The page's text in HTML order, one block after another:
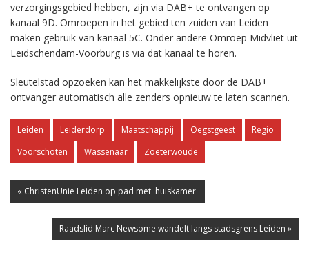
verzorgingsgebied hebben, zijn via DAB+ te ontvangen op
kanaal 9D. Omroepen in het gebied ten zuiden van Leiden
maken gebruik van kanaal 5C. Onder andere Omroep Midvliet uit
Leidschendam-Voorburg is via dat kanaal te horen.
Sleutelstad opzoeken kan het makkelijkste door de DAB+
ontvanger automatisch alle zenders opnieuw te laten scannen.
Leiden Leiderdorp Maatschappij Oegstgeest
Regio
Voorschoten
Wassenaar Zoeterwoude
« ChristenUnie Leiden op pad met 'huiskamer'
Raadslid Marc Newsome wandelt langs stadsgrens Leiden »